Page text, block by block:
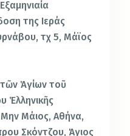
της Ιεράς
τχ 5, Μάϊος
τῶν Ἁγίων τοῦ
Ἑλληνικῆς
Μην Μάιος, Αθήνα,
Σκόντζου, Άγιος